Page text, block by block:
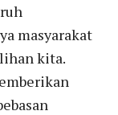
masyarakat
kita.